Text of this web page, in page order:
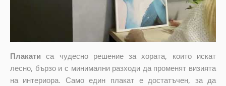
Плакати са чудесно решение за хората, които искат
лесно, бързо и с минимални разходи да променят визията
на интериора. Само един плакат е достатъчен, за да